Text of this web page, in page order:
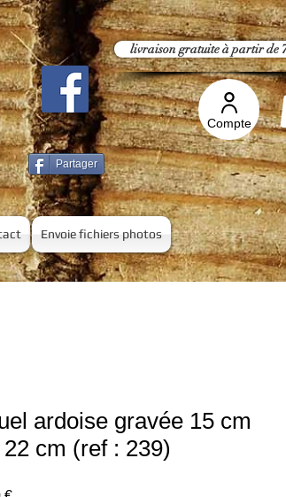
livraison gratuite à partir de
Compte
Partager
Envoie fichiers photos
ardoise gravée 15 cm
cm (ref : 239)